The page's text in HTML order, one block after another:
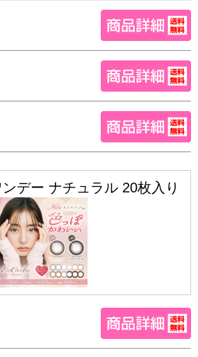
デー ナチュラル 20枚入り